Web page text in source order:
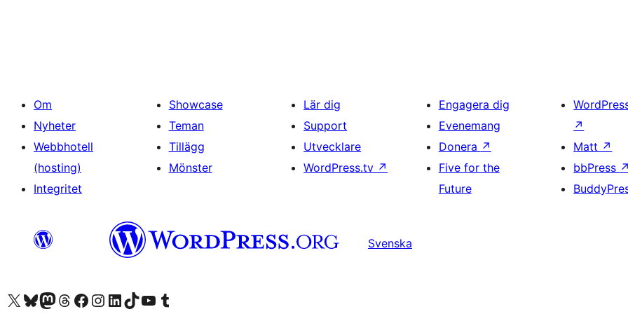
Om
Nyheter
Webbhotell
(hosting)
Integritet
Showcase
Teman
Tillägg
Mönster
Lär dig
Support
Utvecklare
WordPress.tv ↗
Engagera dig
Evenemang
Donera ↗
Five for the
Future
↗
Matt ↗
bbPress ↗
Svenska
Besök vår X-konto (f.d. Twitter)
Besök vårt Bluesky-konto
Besök vårt Mastodon-konto
Besök vårt Thread-konto
Besök vår Facebook-sidaBesök vårt Instagram-konto
Besök vårt LinkedIn-konto
Besök vårt TikTok-konto
Besök vår YouTube-kanalBesök vårt Tumblr-konto